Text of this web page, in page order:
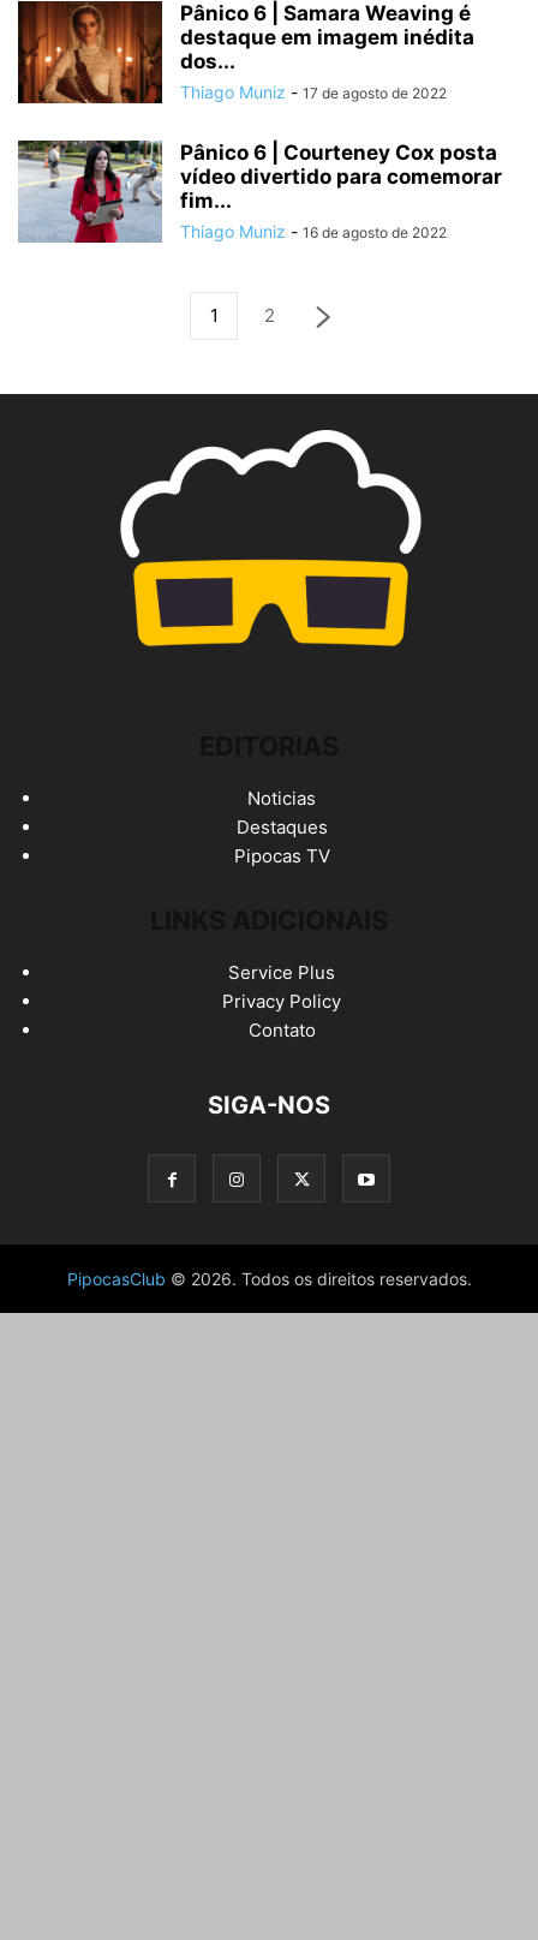
Pânico 6 | Samara Weaving é
destaque em imagem inédita
dos...
Thiago Muniz - 17 de agosto de 2022
Pânico 6 | Courteney Cox posta
vídeo divertido para comemorar
fim...
Thiago Muniz - 16 de agosto de 2022
1 2
Noticias
Destaques
Pipocas TV
Service Plus
Privacy Policy
Contato
SIGA-NOS
PipocasClub © 2026. Todos os direitos reservados.